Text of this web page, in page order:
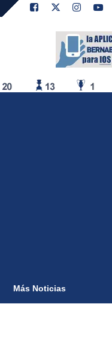
Más Noticias